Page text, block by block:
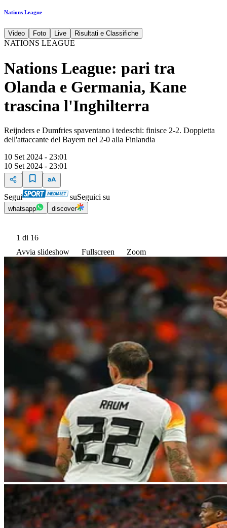
Nations League
Video Foto Live Risultati e Classifiche
NATIONS LEAGUE
Nations League: pari tra
Olanda e Germania, Kane
trascina l'Inghilterra
Reijnders e Dumfries spaventano i tedeschi: finisce 2-2. Doppietta
dell'attaccante del Bayern nel 2-0 alla Finlandia
10 Set 2024 - 23:01
10 Set 2024 - 23:01
Segui suSeguici su
whatsapp discover
1 di 16
Avvia slideshow
Fullscreen Zoom